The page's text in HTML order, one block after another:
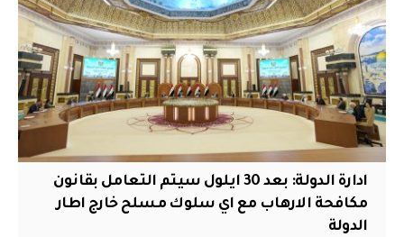
ادارة الدولة: بعد 30 ايلول سيتم التعامل بقانون
مكافحة الارهاب مع اي سلوك مسلح خارج اطار
الدولة